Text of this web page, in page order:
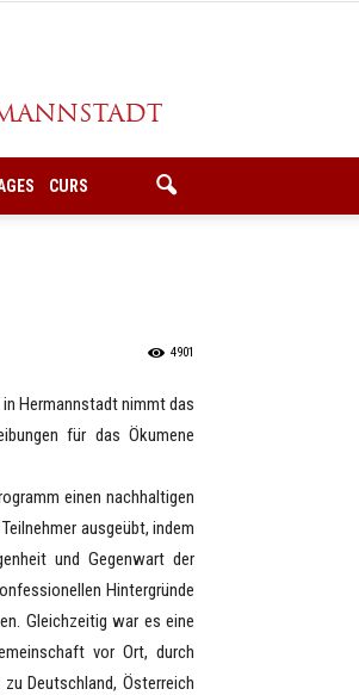
CURS
4901
Hermannstadt nimmt das
für das Ökumene
einen nachhaltigen
ausgeübt, indem
und Gegenwart der
Hintergründe
Gleichzeitig war es eine
vor Ort, durch
Deutschland, Österreich